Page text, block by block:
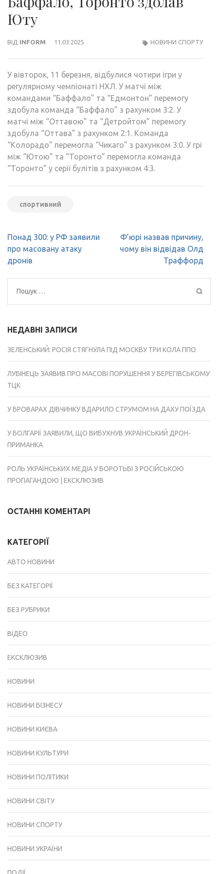
Юту
ВІД INFORM 11.03.2025 НОВИНИ СПОРТУ
У вівторок, 11 березня, відбулися чотири ігри у
регулярному чемпіонаті НХЛ. У матчі між
командами “Баффало” та “Едмонтон” перемогу
здобула команда “Баффало” з рахунком 3:2. У
матчі між “Оттавою” та “Детройтом” перемогу
здобула “Оттава” з рахунком 2:1. Команда
“Колорадо” перемогла “Чикаго” з рахунком 3:0. У грі
між “Ютою” та “Торонто” перемогла команда
“Торонто” у серії булітів з рахунком 4:3.
спортивний
Навігація
записів
Понад 300: у РФ заявили
про масовану атаку
дронів
Ф’юрі назвав причину,
чому він відвідав Олд
Траффорд
Пошук:
НЕДАВНІ ЗАПИСИ
ЗЕЛЕНСЬКИЙ: РОСІЯ СТЯГНУЛА ПІД МОСКВУ ТРИ КОЛА ППО
ЛУБІНЕЦЬ ЗАЯВИВ ПРО МАСОВІ ПОРУШЕННЯ У БЕРЕГІВСЬКОМУ
ТЦК
У БРОВАРАХ ДІВЧИНКУ ВДАРИЛО СТРУМОМ НА ДАХУ ПОЇЗДА
У БОЛГАРІЇ ЗАЯВИЛИ, ЩО ВИБУХНУВ УКРАЇНСЬКИЙ ДРОН-
ПРИМАНКА
РОЛЬ УКРАЇНСЬКИХ МЕДІА У БОРОТЬБІ З РОСІЙСЬКОЮ
ПРОПАГАНДОЮ | ЕКСКЛЮЗИВ
ОСТАННІ КОМЕНТАРІ
КАТЕГОРІЇ
АВТО НОВИНИ
БЕЗ КАТЕГОРІЇ
БЕЗ РУБРИКИ
ВІДЕО
ЕКСКЛЮЗИВ
НОВИНИ
НОВИНИ БІЗНЕСУ
НОВИНИ КИЄВА
НОВИНИ КУЛЬТУРИ
НОВИНИ ПОЛІТИКИ
НОВИНИ СВІТУ
НОВИНИ СПОРТУ
НОВИНИ УКРАЇНИ